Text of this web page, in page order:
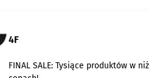
4F
FINAL SALE: Tysiące produktów w